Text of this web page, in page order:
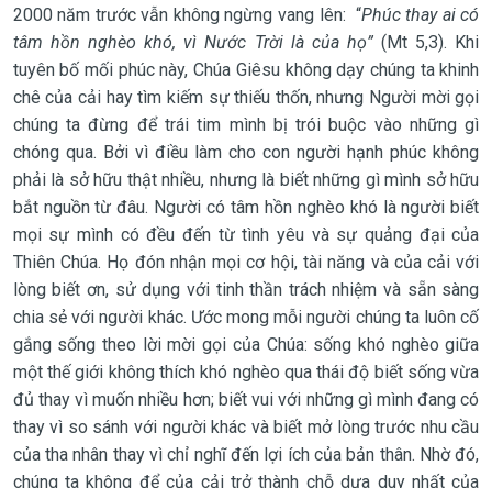
2000 năm trước vẫn không ngừng vang lên: “Phúc thay ai có
tâm hồn nghèo khó, vì Nước Trời là của họ”(Mt 5,3). Khi
tuyên bố mối phúc này, Chúa Giêsu khôngdạy chúng ta khinh
chê của cải hay tìm kiếm sự thiếu thốn, nhưng Người mời gọi
chúng ta đừng để trái tim mình bị trói buộc vào những gì
chóng qua. Bởi vì điều làm cho con người hạnh phúc không
phải là sở hữu thật nhiều, nhưng là biếtnhững gì mình sở hữu
bắt nguồn từ đâu. Người có tâm hồn nghèo khó là người biết
mọi sự mình có đều đến từ tình yêu và sự quảng đại của
Thiên Chúa. Họ đón nhậnmọi cơ hội, tài năng và của cảivới
lòng biết ơn, sử dụng với tinh thần trách nhiệm và sẵn sàng
chia sẻ với người khác. Ước mong mỗi người chúng ta luôn cố
gắng sống theo lời mời gọi của Chúa: sống khó nghèo giữa
một thế giới không thích khó nghèo qua thái độ biết sống vừa
đủ thay vì muốn nhiều hơn; biết vui với những gì mình đang có
thay vì so sánh với người khác vàbiết mở lòng trước nhu cầu
của tha nhân thay vì chỉ nghĩ đến lợi ích củabản thân. Nhờ đó,
chúng takhông để của cải trở thành chỗ dựa duy nhất của